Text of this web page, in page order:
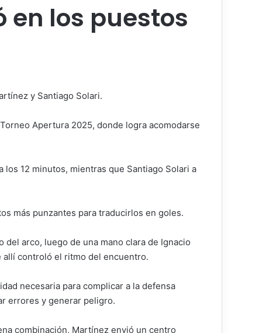
en los puestos
y Santiago Solari.
Apertura 2025, donde logra acomodarse
12 minutos, mientras que Santiago Solari a
más punzantes para traducirlos en goles.
arco, luego de una mano clara de Ignacio
allí controló el ritmo del encuentro.
necesaria para complicar a la defensa
errores y generar peligro.
combinación, Martínez envió un centro